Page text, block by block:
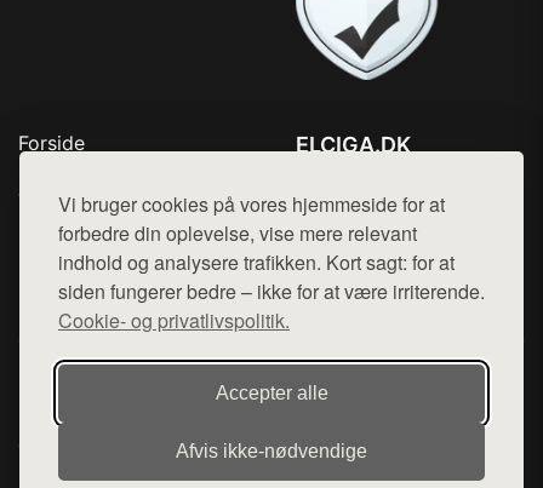
Vi bruger cookies på vores hjemmeside for at
forbedre din oplevelse, vise mere relevant
indhold og analysere trafikken. Kort sagt: for at
siden fungerer bedre – ikke for at være irriterende.
Cookie- og privatlivspolitik.
Accepter alle
Afvis ikke‑nødvendige
Forside
Top Rabatter
Kontakt
ELCIGA.DK
Mail: hej@want.dk
Cookie- og privatlivspolitik
Denne side er en del af want.dk, der udgiver en række
hjemmesider med præsentation af forskellige produkter fra
diverse webshops. Der sælges ikke varer fra denne side - vi
henviser til de shops, som sælger varen. Vi har heller ikke